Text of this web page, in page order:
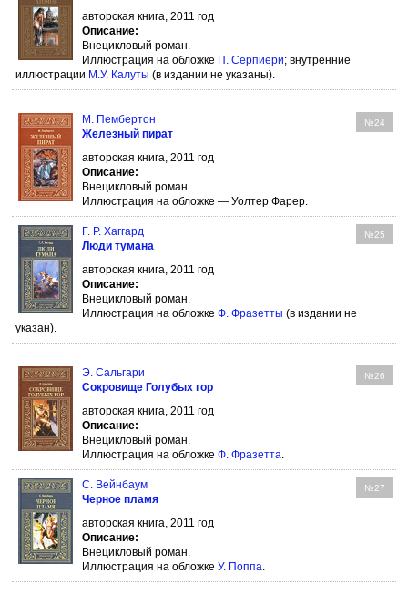
авторская книга, 2011 год
Описание:
Внецикловый роман.
Иллюстрация на обложке П. Серпиери; внутренние
иллюстрации М.У. Калуты (в издании не указаны).
М. Пембертон №24
Железный пират
авторская книга, 2011 год
Описание:
Внецикловый роман.
Иллюстрация на обложке — Уолтер Фарер.
Г. Р. Хаггард №25
Люди тумана
авторская книга, 2011 год
Описание:
Внецикловый роман.
Иллюстрация на обложке Ф. Фразетты (в издании не
указан).
Э. Сальгари №26
Сокровище Голубых гор
авторская книга, 2011 год
Описание:
Внецикловый роман.
Иллюстрация на обложке Ф. Фразетта.
С. Вейнбаум №27
Черное пламя
авторская книга, 2011 год
Описание:
Внецикловый роман.
Иллюстрация на обложке У. Поппа.